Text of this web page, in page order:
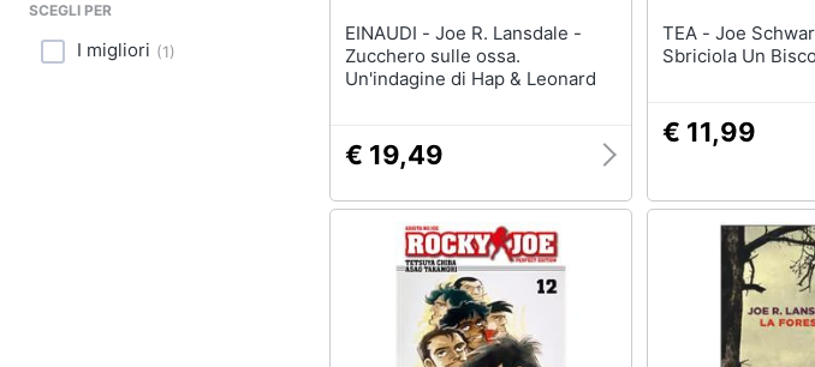
Motori
SCEGLI PER
I migliori (1)
EINAUDI - Joe R. Lansdale -
Zucchero sulle ossa.
Un'indagine di Hap & Leonard
€ 19,49
TEA - Joe Schwarcz - Come Si
Sbriciola Un
€ 11,99